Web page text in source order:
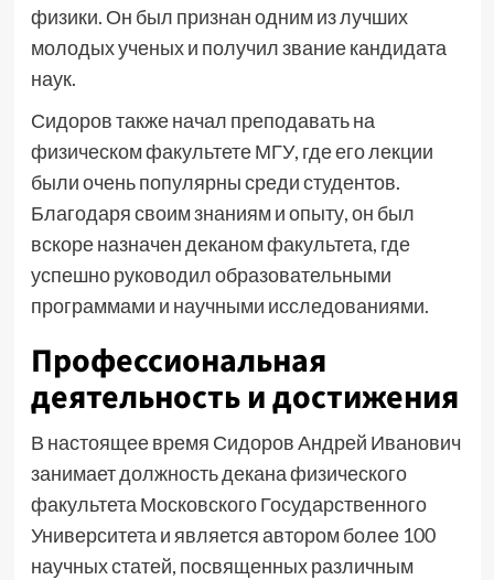
физики. Он был признан одним из лучших
молодых ученых и получил звание кандидата
наук.
Сидоров также начал преподавать на
физическом факультете МГУ, где его лекции
были очень популярны среди студентов.
Благодаря своим знаниям и опыту, он был
вскоре назначен деканом факультета, где
успешно руководил образовательными
программами и научными исследованиями.
Профессиональная
деятельность и достижения
В настоящее время Сидоров Андрей Иванович
занимает должность декана физического
факультета Московского Государственного
Университета и является автором более 100
научных статей, посвященных различным